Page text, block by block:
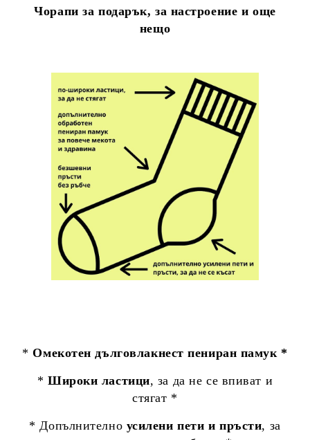
Чорапи за подарък, за настроение и още
нещо
*Омекотен дълговлакнест пениран памук *
* Широки ластици, за да не се впиват и
стягат *
* Допълнително усилени пети и пръсти, за